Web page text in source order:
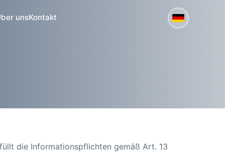
unsKontakt
die Informationspflichten gemäß Art. 13